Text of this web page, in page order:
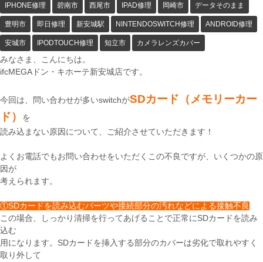
IPHONE修理 碧南市 西尾市 IPAD修理 岡崎市 データそのまま
豊明市 即日修理 新安城駅 NINTENDOSWITCH修理 ANDROID修理
安城市 IPODTOUCH修理 知立市 カメラレンズカバー
みなさま、こんにちは。
ifcMEGAドン・キホーテ新安城店です。
今回は、問い合わせが多いswitchがSDカード（メモリーカー
ド）
を
読み込まない原因について、ご紹介させていただきます！
よくお電話でもお問い合わせをいただくこの不良ですが、いくつかの原
因が
考えられます。
①SDカードを読み込むパーツや接続部分の汚れなどによる接触不良
この場合、しっかり清掃を行ってあげることで正常にSDカードを読み
込む
用になります。SDカードを挿入する部分のカバーは劣化で取れやすく
取り外して